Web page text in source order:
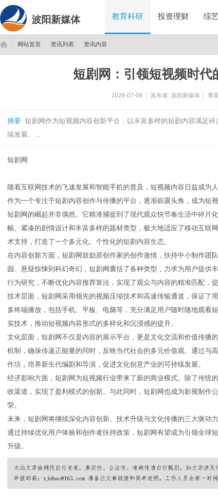
波阳新媒体 教育科研 投资理财 综
网站首页 资讯列表 资讯内容
短剧网：引领短视频时代
2026-07-06 发布者: 波阳新媒体 查
摘要: 短剧网作为短视频内容创新平台，以丰富多样的短剧内容满足
续发展。...
短剧网
随着互联网技术的飞速发展和智能手机的普及，短视频内容日益成为
作为一个专注于短剧内容创作与传播的平台，逐渐崭露头角，成为短
短剧网的崛起并非偶然。它精准捕捉到了现代观众快节奏生活中碎片
幅、紧凑的剧情设计和丰富多样的题材类型，极大地适应了移动互联
术支持，打造了一个多元化、个性化的短剧内容生态。
在内容创新方面，短剧网鼓励原创作家的创作激情，扶持中小制作团
园、悬疑惊悚到科幻奇幻，短剧网囊括了各种类型，力求为用户提供
行为研究，不断优化内容推荐算法，实现了观众与内容的精准匹配，
技术层面，短剧网采用领先的视频压缩技术和高速传输通道，保证了
多终端播放，包括手机、平板、电脑等，充分满足用户随时随地观看
实技术，推动短视频内容形式的多样化和沉浸感的提升。
文化层面，短剧网不仅是内容的展示平台，更是文化交流和价值传播
机制，确保传递正能量的同时，反映当代社会的多元价值观。通过与
作坊，培养新生代编剧和导演，促进文化创意产业的可持续发展。
经济影响方面，短剧网为短视频行业带来了新的商业模式。除了传统
收渠道，实现了盈利模式的创新。与此同时，短剧网也成为影视制作
荣。
未来，短剧网将继续深化内容创新、技术升级与文化传播的三大驱动
通过持续优化用户体验和创作者扶持政策，短剧网有望成为引领全球
升级。